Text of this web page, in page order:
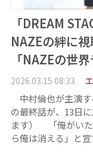
「DREAM
NAZEの絆に視
「NAZEの世
2026.03.15 08:33
中村倫也が主演す
の最終話が、13日
ます） 「俺がいた
ら俺は消える」と